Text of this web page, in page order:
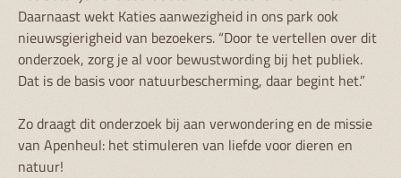
Daarnaast wekt Katies aanwezigheid in ons park ook
nieuwsgierigheid van bezoekers. “Door te vertellen over dit
onderzoek, zorg je al voor bewustwording bij het publiek.
Dat is de basis voor natuurbescherming, daar begint het.”
Zo draagt dit onderzoek bij aan verwondering en de missie
van Apenheul: het stimuleren van liefde voor dieren en
natuur!